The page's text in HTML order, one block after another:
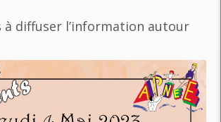
à diffuser l’information autour